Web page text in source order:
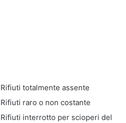
totalmente assente
raro o non costante
interrotto per scioperi del